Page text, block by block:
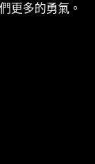
更多的勇氣。